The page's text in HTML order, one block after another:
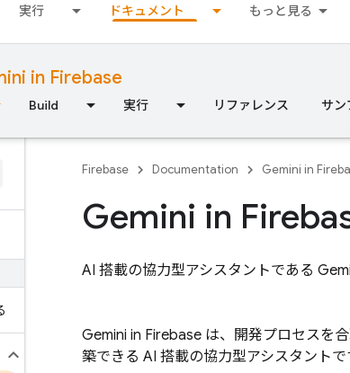
実行 ドキュメント もっと見る
in Firebase
Build 実行 リファレンス サン
Firebase Documentation Gemini in
Gemini in
AI 搭載の協力型アシスタントである
Gemini in Firebase は、開発プロセスを
築できる AI 搭載の協力型アシスタントで